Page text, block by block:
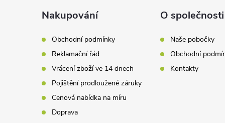
r
v
k
y
v
Nakupování
Obchodní podmínky
Reklamační řád
Vrácení zboží ve 14 dnech
Pojištění prodloužené záruky
Cenová nabídka na míru
Doprava
O společnosti
Naše pobočky
Obchodní
Kontakty